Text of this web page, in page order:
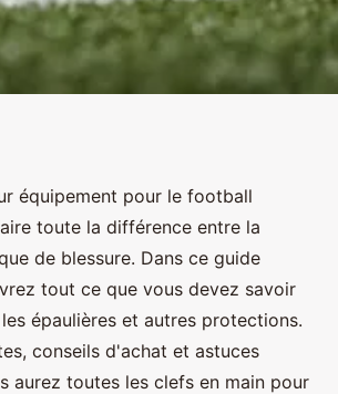
: équipement
américain
•4 min de lecture
équipement pour le football
toute la différence entre la
de blessure. Dans ce guide
tout ce que vous devez savoir
épaulières et autres protections.
conseils d'achat et astuces
aurez toutes les clefs en main pour